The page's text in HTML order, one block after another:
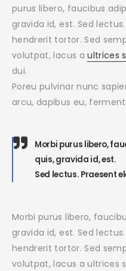
purus libero, faucibus
gravida id, est. Sed
hendrerit tortor. Sed
volutpat, lacus aultrices
dui.
Poreu pulvinar nunc
arcu, dapibus eu,
Morbi purus libero,
quis, gravida id, est.
Sed lectus. Praesent
Morbi purus libero,
gravida id, est. Sed
hendrerit tortor. Sed
volutpat, lacus a ultrices